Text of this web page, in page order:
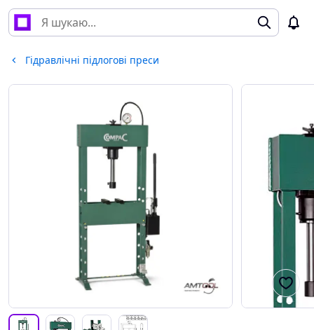
Гідравлічні підлогові преси